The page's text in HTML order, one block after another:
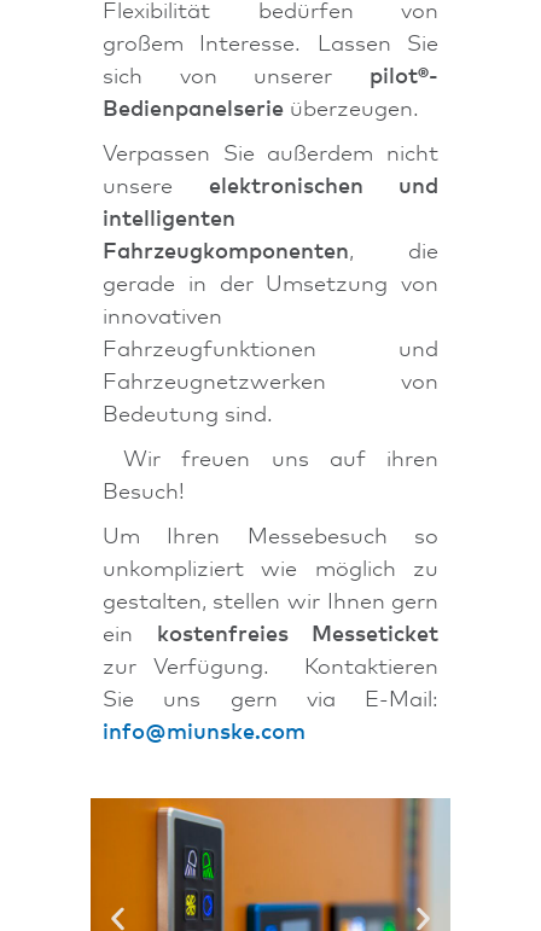
Flexibilität bedürfen von
großem Interesse. Lassen Sie
sich von unserer pilot®-
Bedienpanelserieüberzeugen.
Verpassen Sie außerdem nicht
unsere elektronischen und
intelligenten
Fahrzeugkomponenten, die
gerade in der Umsetzung von
innovativen
Fahrzeugfunktionen und
Fahrzeugnetzwerken von
Bedeutung sind.
Wir freuen uns auf ihren
Besuch!
Um Ihren Messebesuch so
unkompliziert wie möglich zu
gestalten, stellen wir Ihnen gern
ein
kostenfreies Messeticket
zur Verfügung. Kontaktieren
Sie uns gern via E-Mail:
info@miunske.com